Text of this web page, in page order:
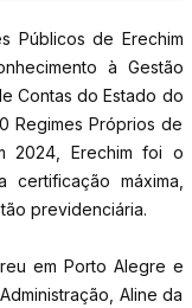
Públicos de Erechim
à Gestão
Contas do Estado do
Regimes Próprios de
2024, Erechim foi o
máxima,
previdenciária.
em Porto Alegre e
Aline da